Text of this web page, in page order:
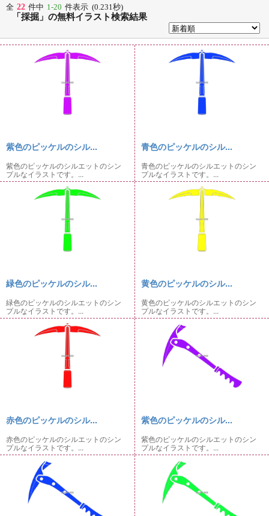
全 22 件中 1-20 件表示 (0.231秒)
「採掘」の無料イラスト検索結果
紫色のピッケルのシル...
紫色のピッケルのシルエットのシン
プルなイラストです。...
青色のピッケルのシル...
青色のピッケルのシルエットのシン
プルなイラストです。...
緑色のピッケルのシル...
緑色のピッケルのシルエットのシン
プルなイラストです。...
黄色のピッケルのシル...
黄色のピッケルのシルエットのシン
プルなイラストです。...
赤色のピッケルのシル...
赤色のピッケルのシルエットのシン
プルなイラストです。...
紫色のピッケルのシル...
紫色のピッケルのシルエットのシン
プルなイラストです。...